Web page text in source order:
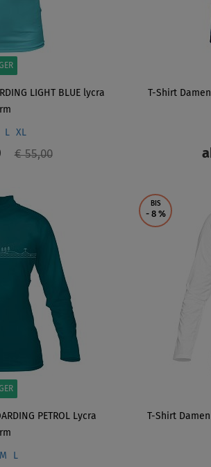
LIGHT BLUE lycra
L XL
€ 55,00
T-Shirt
PETROL Lycra
M L
BIS
- 8 %
T-Shirt